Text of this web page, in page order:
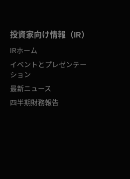
投資家向け情報（IR）
IRホーム
イベントとプレゼンテー
ション
最新ニュース
四半期財務報告